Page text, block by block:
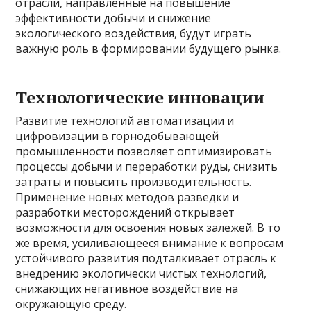
эффективности добычи и снижение
экологического воздействия, будут играть
важную роль в формировании будущего рынка.
Технологические инновации
Развитие технологий автоматизации и
цифровизации в горнодобывающей
промышленности позволяет оптимизировать
процессы добычи и переработки руды, снизить
затраты и повысить производительность.
Применение новых методов разведки и
разработки месторождений открывает
возможности для освоения новых залежей. В то
же время, усиливающееся внимание к вопросам
устойчивого развития подталкивает отрасль к
внедрению экологически чистых технологий,
снижающих негативное воздействие на
окружающую среду.